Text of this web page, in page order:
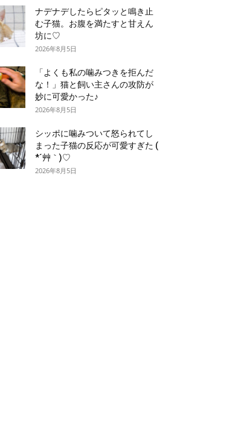
ナデナデしたらピタッと鳴き止
む子猫。お腹を満たすと甘えん
坊に♡
2026年8月5日
「よくも私の噛みつきを拒んだ
な！」猫と飼い主さんの攻防が
妙に可愛かった♪
2026年8月5日
シッポに噛みついて怒られてし
まった子猫の反応が可愛すぎた (
*´艸｀)♡
2026年8月5日